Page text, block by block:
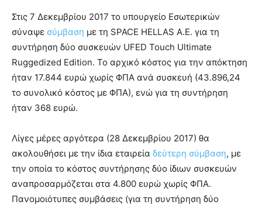
Στις 7 Δεκεμβρίου 2017 το υπουργείο Εσωτερικών
σύναψε σύμβαση με τη SPACE HELLAS Α.Ε. για τη
συντήρηση δύο συσκευών UFED Touch Ultimate
Ruggedized Edition. Το αρχικό κόστος για την απόκτηση
ήταν 17.844 ευρώ χωρίς ΦΠΑ ανά συσκευή (43.896,24
το συνολικό κόστος με ΦΠΑ), ενώ για τη συντήρηση
ήταν 368 ευρώ.
Λίγες μέρες αργότερα (28 Δεκεμβρίου 2017) θα
ακολουθήσει με την ίδια εταιρεία δεύτερη σύμβαση, με
την οποία το κόστος συντήρησης δύο ίδιων συσκευών
αναπροσαρμόζεται στα 4.800 ευρώ χωρίς ΦΠΑ.
Πανομοιότυπες συμβάσεις (για τη συντήρηση δύο